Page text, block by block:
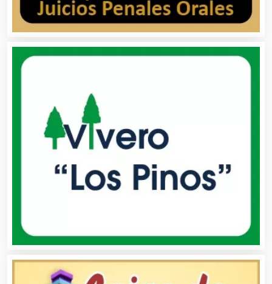
Albercas
Alimentos
Almacenaje
Alquiler de Autos
Alquiler de Sillas y Mesas